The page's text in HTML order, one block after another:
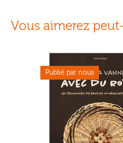
Vous aimerez